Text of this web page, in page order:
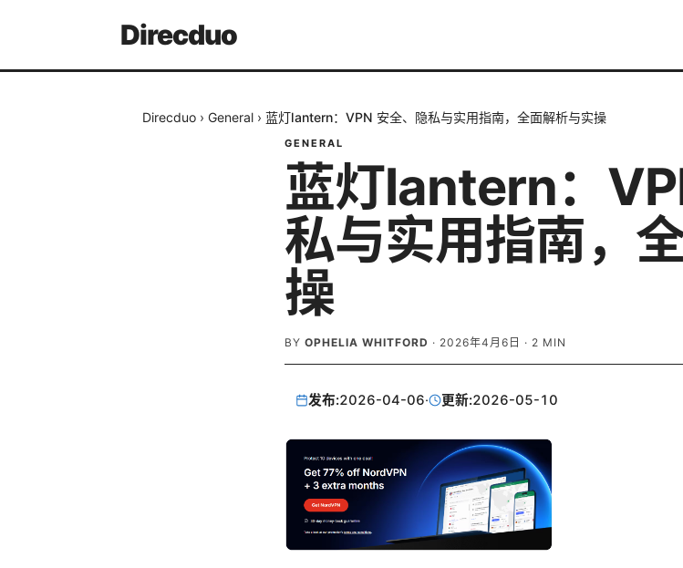
Direcduo
Direcduo › General › 蓝灯lantern：VPN 安全、隐私与实用指南，全面解析与实操
GENERAL
蓝灯lantern：
私与实用指南，
操
BY OPHELIA WHITFORD · 2026年4月6日 · 2 MIN
发布:2026-04-06· 更新:2026-05-10